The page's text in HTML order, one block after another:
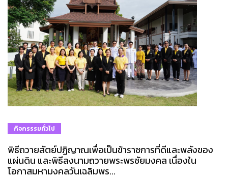
กิจกรรรมทั่วไป
พิธีถวายสัตย์ปฏิญาณเพื่อเป็นข้าราชการที่ดีและพลังของ
แผ่นดิน และพิธีลงนามถวายพระพรชัยมงคล เนื่องใน
โอกาสมหามงคลวันเฉลิมพร...